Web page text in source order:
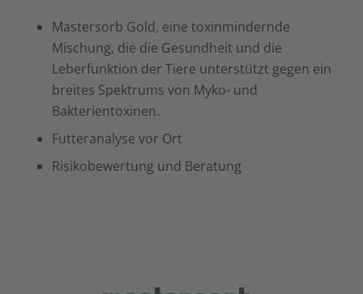
Mastersorb Gold, eine toxinmindernde
Mischung, die die Gesundheit und die
Leberfunktion der Tiere unterstützt gegen ein
breites Spektrums von Myko- und
Bakterientoxinen.
Futteranalyse vor Ort
Risikobewertung und Beratung